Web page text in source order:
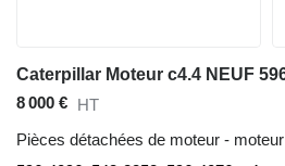
8 000 € HT
Pièces détachées de moteur - moteur